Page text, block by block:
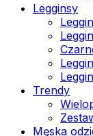
Legginsy
Trendy
Męska